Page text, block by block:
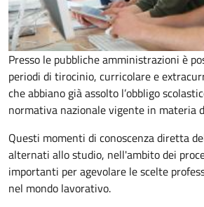
Presso le pubbliche amministrazioni è
periodi di tirocinio, curricolare e
che abbiano già assolto l’obbligo
normativa nazionale vigente in materia
Questi momenti di conoscenza diretta
alternati allo studio, nell'ambito dei
importanti per agevolare le scelte
nel mondo lavorativo.